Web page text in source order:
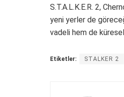
S.T.A.L.K.E.R. 2,
yeni yerler de
vadeli hem de
Etiketler: STALKER 2